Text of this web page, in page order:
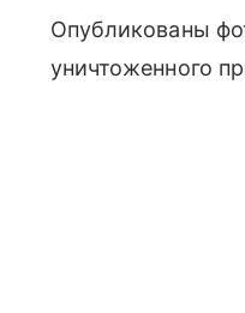
Опубликованы
уничтоженного